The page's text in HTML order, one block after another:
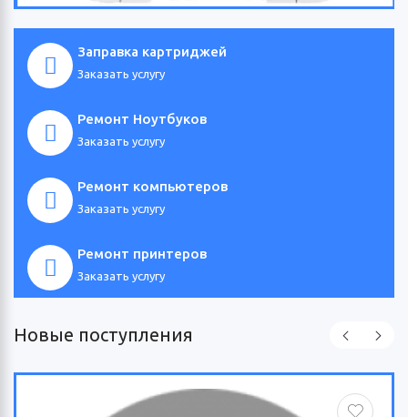
Заправка картриджей
Заказать услугу
Ремонт Ноутбуков
Заказать услугу
Ремонт компьютеров
Заказать услугу
Ремонт принтеров
Заказать услугу
Новые поступления